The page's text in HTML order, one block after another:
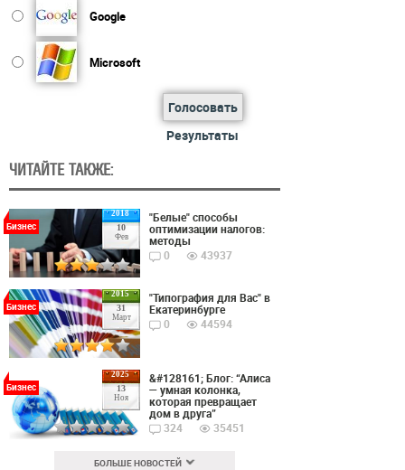
Google
Microsoft
Голосовать
Результаты
ЧИТАЙТЕ ТАКЖЕ:
2018
10
Фев
Бизнес
"Белые" способы
оптимизации налогов:
методы
0
43937
2015
31
Март
Бизнес
"Типография для Вас" в
Екатеринбурге
0
44594
2025
13
Ноя
Бизнес
&#128161; Блог: “Алиса
— умная колонка,
которая превращает
дом в друга”
324
35451
БОЛЬШЕ НОВОСТЕЙ